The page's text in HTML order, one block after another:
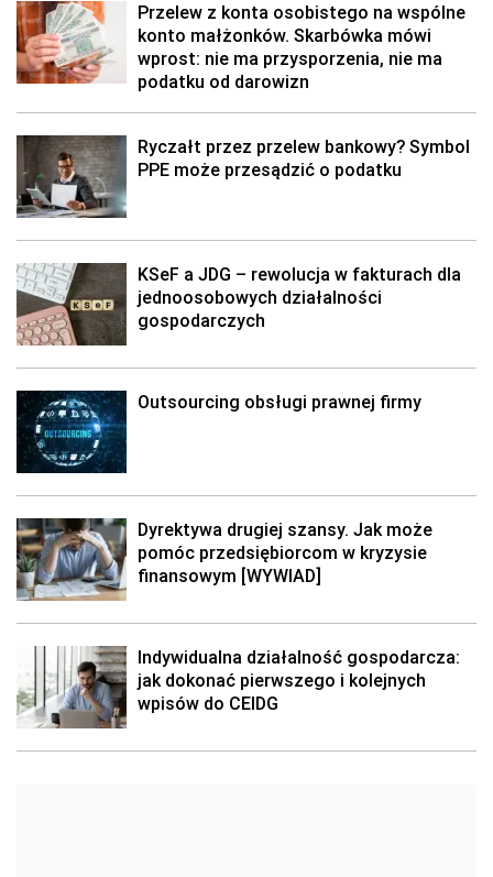
Przelew z konta osobistego na wspólne
konto małżonków. Skarbówka mówi
wprost: nie ma przysporzenia, nie ma
podatku od darowizn
Ryczałt przez przelew bankowy? Symbol
PPE może przesądzić o podatku
KSeF a JDG – rewolucja w fakturach dla
jednoosobowych działalności
gospodarczych
Outsourcing obsługi prawnej firmy
Dyrektywa drugiej szansy. Jak może
pomóc przedsiębiorcom w kryzysie
finansowym [WYWIAD]
Indywidualna działalność gospodarcza:
jak dokonać pierwszego i kolejnych
wpisów do CEIDG